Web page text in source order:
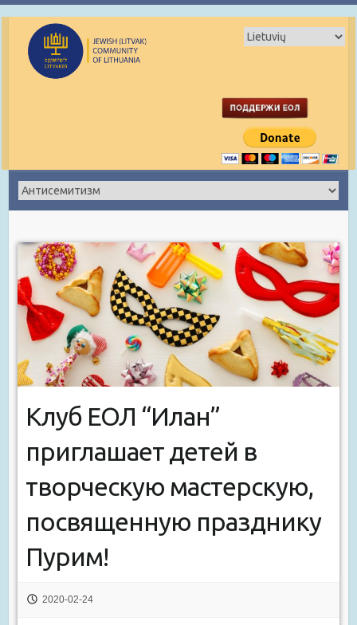
Клуб ЕОЛ “Илан”
приглашает детей в
творческую мастерскую,
посвященную празднику
Пурим!
2020-02-24